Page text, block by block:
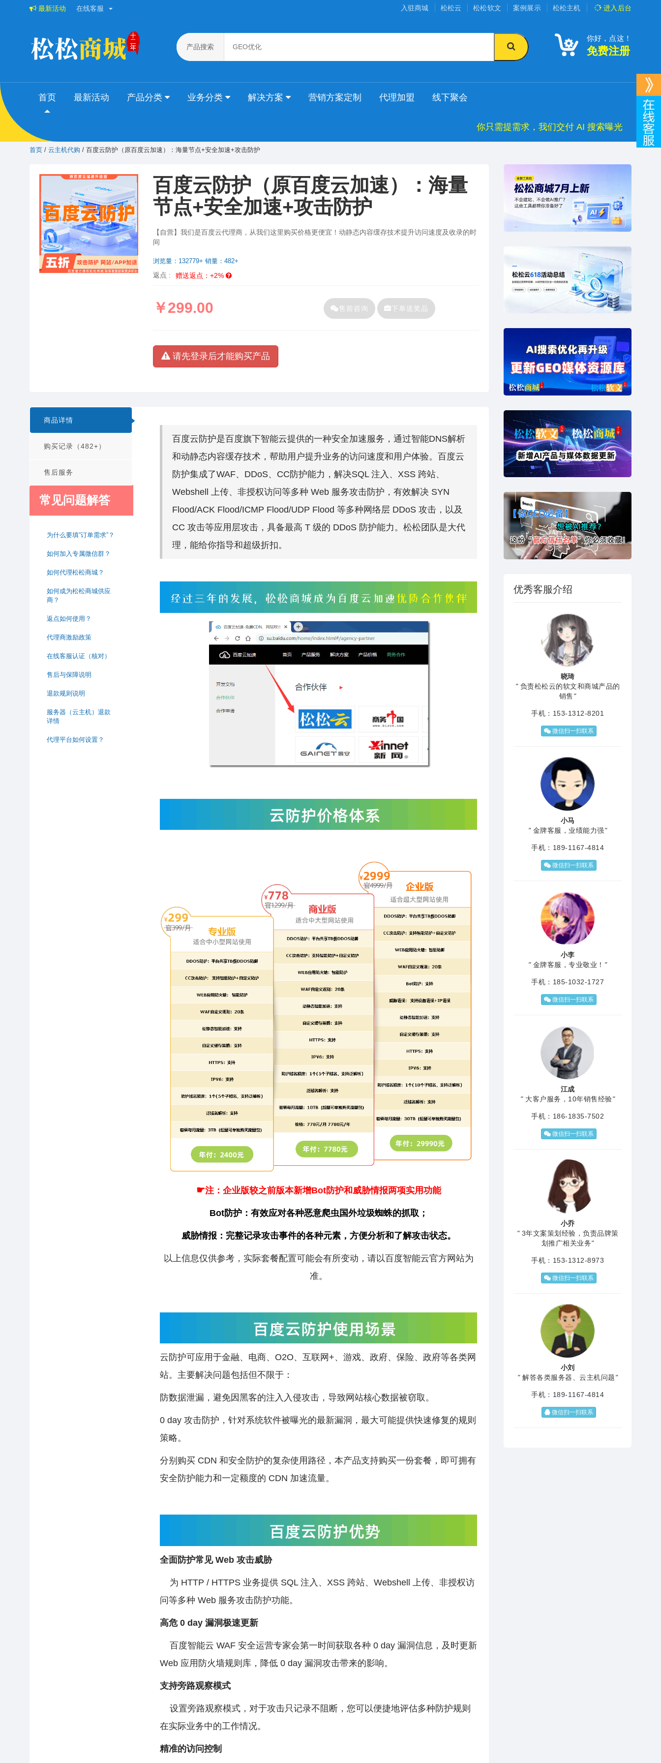
入驻商城 松松云 松松软文 案例展示 松松主机 进入 后台
最新活动 在线客服
产品搜索
你好，点这！
免费注册
首页 最新活动 产品分类 业务分类 解决方案 营销方案定制 代理加盟 线下聚会
你只需提需求，我们交付 AI 搜索曝光
首页 / 云主机代购 / 百度云防护（原百度云加速）：海量节点+安全加速+攻击防护
百度云防护（原百度云加速）：海量
节点+安全加速+攻击防护
【自营】我们是百度云代理商，从我们这里购买价格更便宜！动静态内容缓存技术提升访问速度及收录的时
间
浏览量：132779+ 销量：482+
返点 : 赠送返点：+2%
￥299.00 售前咨询 下单送奖品
请先登录后才能购买产品
商品详情
购买记录（482+）
售后服务
常见问题解答
为什么要填“订单需求”？
如何加入专属微信群？
如何代理松松商城？
如何成为松松商城供应
商？
返点如何使用？
代理商激励政策
在线客服认证（核对）
售后与保障说明
退款规则说明
服务器（云主机）退款
详情
代理平台如何设置？
百度云防护是百度旗下智能云提供的一种安全加速服务，通过智能DNS解析
和动静态内容缓存技术，帮助用户提升业务的访问速度和用户体验。百度云
防护集成了WAF、DDoS、CC防护能力，解决SQL 注入、XSS 跨站、
Webshell 上传、非授权访问等多种 Web 服务攻击防护，有效解决 SYN
Flood/ACK Flood/ICMP Flood/UDP Flood 等多种网络层 DDoS 攻击，以及
CC 攻击等应用层攻击，具备最高 T 级的 DDoS 防护能力。松松团队是大代
理，能给你指导和超级折扣。
☛注：企业版较之前版本新增Bot防护和威胁情报两项实用功能
Bot防护：有效应对各种恶意爬虫国外垃圾蜘蛛的抓取；
威胁情报： 完整记录攻击事件的各种元素，方便分析和了解攻击状态。
以上信息仅供参考，实际套餐配置可能会有所变动，请以百度智能云官方网站为
准。
云防护可应用于金融、电商、O2O、互联网+、游戏、政府、保险、政府等各类网
站。主要解决问题包括但不限于：
防数据泄漏，避免因黑客的注入入侵攻击，导致网站核心数据被窃取。
0 day 攻击防护，针对系统软件被曝光的最新漏洞，最大可能提供快速修复的规则
策略。
分别购买 CDN 和安全防护的复杂使用路径，本产品支持购买一份套餐，即可拥有
安全防护能力和一定额度的 CDN 加速流量。
全面防护常见 Web 攻击威胁
为 HTTP / HTTPS 业务提供 SQL 注入、XSS 跨站、Webshell 上传、非授权访
问等多种 Web 服务攻击防护功能。
高危 0 day 漏洞极速更新
百度智能云 WAF 安全运营专家会第一时间获取各种 0 day 漏洞信息，及时更新
Web 应用防火墙规则库，降低 0 day 漏洞攻击带来的影响。
支持旁路观察模式
设置旁路观察模式，对于攻击只记录不阻断，您可以便捷地评估多种防护规则
在实际业务中的工作情况。
精准的访问控制
优秀客服介绍
晓琦
"负责松松云的软文和商城产品的
销售"
手机：153-1312-8201
微信扫一扫联系
小马
"金牌客服，业绩能力强"
手机：189-1167-4814
微信扫一扫联系
小李
"金牌客服，专业敬业！ "
手机：185-1032-1727
微信扫一扫联系
江成
"大客户服务，10年销售经验"
手机：186-1835-7502
微信扫一扫联系
小乔
"3年文案策划经验，负责品牌策
划推广相关业务"
手机：153-1312-8973
微信扫一扫联系
小刘
"解答各类服务器、云主机问题"
手机：189-1167-4814
微信扫一扫联系